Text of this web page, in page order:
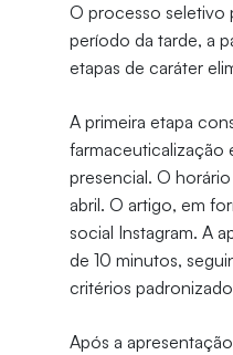
O processo seletivo
período da tarde, a
etapas de caráter
A primeira etapa
farmaceuticalização
presencial. O
abril. O artigo, em
social Instagram. A
de 10 minutos,
critérios
Após a